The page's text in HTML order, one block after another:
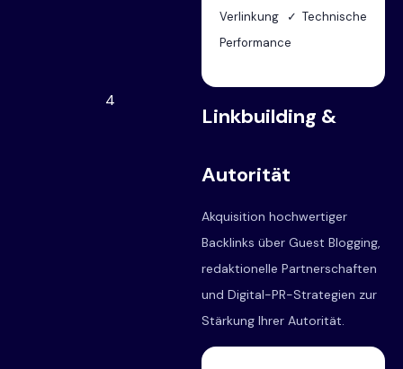
Verlinkung ✓ Technische
Performance
4
Linkbuilding &
Autorität
Akquisition hochwertiger
Backlinks über Guest Blogging,
redaktionelle Partnerschaften
und Digital-PR-Strategien zur
Stärkung Ihrer Autorität.